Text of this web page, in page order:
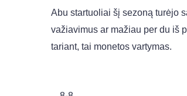
Abu startuoliai šį sezoną turėjo
važiavimus ar mažiau per du iš
tariant, tai monetos vartymas.